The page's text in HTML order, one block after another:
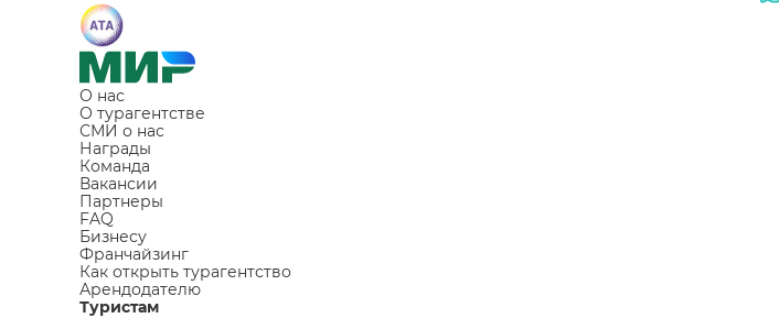
О нас
О турагентстве
СМИ о нас
Награды
Команда
Вакансии
Партнеры
FAQ
Бизнесу
Франчайзинг
Как открыть турагентство
Арендодателю
Туристам